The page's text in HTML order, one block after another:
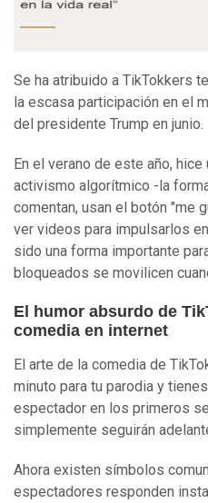
Se ha atribuido a TikTokkers
la escasa participación en el
del presidente Trump en junio.
En el verano de este año,
activismo algorítmico -la
comentan, usan el botón "me
ver videos para impulsarlos
sido una forma importante
bloqueados se movilicen
El humor absurdo de
comedia en internet
El arte de la comedia de
minuto para tu parodia y
espectador en los primeros
simplemente seguirán
Ahora existen símbolos
espectadores responden